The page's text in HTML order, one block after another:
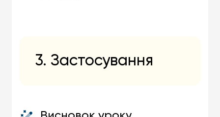
3. Застосування